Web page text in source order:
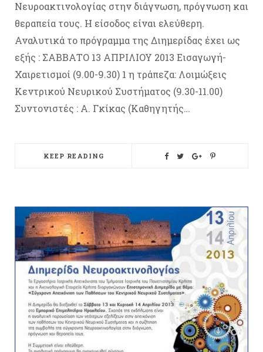
Νευροακτινολογίας στην διάγνωση, πρόγνωση και
θεραπεία τους. Η είσοδος είναι ελεύθερη.
Αναλυτικά το πρόγραμμα της Διημερίδας έχει ως
εξής : ΣΑΒΒΑΤΟ 13 ΑΠΡΙΛΙΟΥ 2013 Eισαγωγή-
Χαιρετισμοί (9.00-9.30) 1 η τράπεζα: Λοιμώξεις
Κεντρικού Νευρικού Συστήματος (9.30-11.00)
Συντονιστές : A. Γκίκας (Καθηγητής…
KEEP READING